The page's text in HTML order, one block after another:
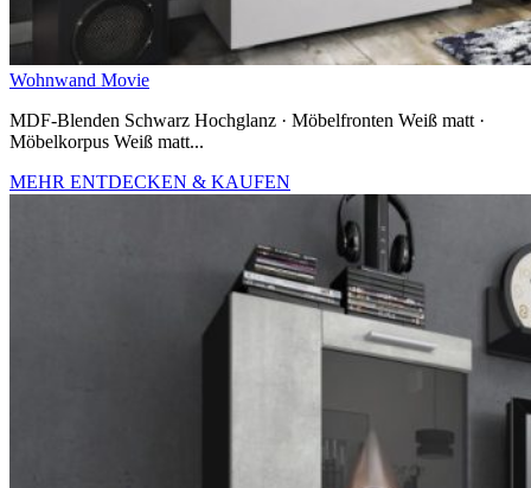
Wohnwand Movie
MDF-Blenden Schwarz Hochglanz · Möbelfronten Weiß matt ·
Möbelkorpus Weiß matt...
MEHR ENTDECKEN & KAUFEN